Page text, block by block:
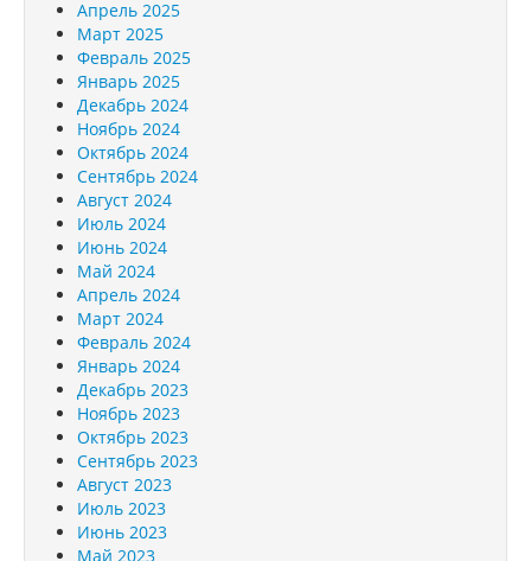
Апрель 2025
Март 2025
Февраль 2025
Январь 2025
Декабрь 2024
Ноябрь 2024
Октябрь 2024
Сентябрь 2024
Август 2024
Июль 2024
Июнь 2024
Май 2024
Апрель 2024
Март 2024
Февраль 2024
Январь 2024
Декабрь 2023
Ноябрь 2023
Октябрь 2023
Сентябрь 2023
Август 2023
Июль 2023
Июнь 2023
Май 2023